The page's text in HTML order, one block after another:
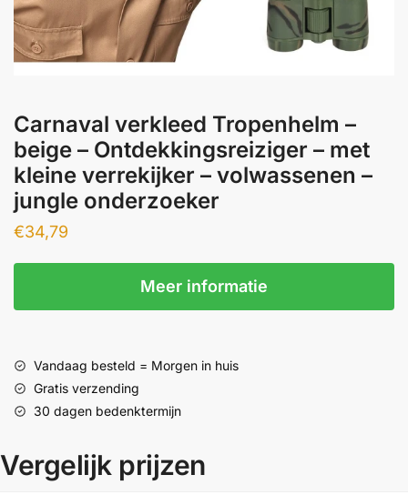
Carnaval verkleed Tropenhelm –
beige – Ontdekkingsreiziger – met
kleine verrekijker – volwassenen –
jungle onderzoeker
€34,79
Meer informatie
Vandaag besteld = Morgen in huis
Gratis verzending
30 dagen bedenktermijn
Vergelijk prijzen